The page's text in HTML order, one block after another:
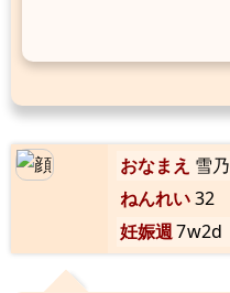
おなまえ 雪乃
ねんれい32
妊娠週7w2d